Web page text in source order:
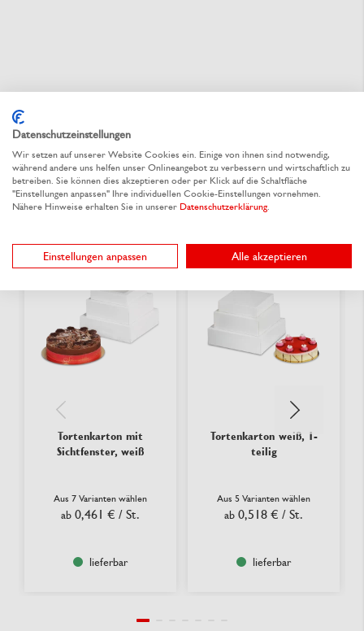
Alternative Produkte
neu
Tortenkarton mit
Sichtfenster, weiß
Aus 7 Varianten wählen
ab 0,461 € / St.
lieferbar
neu
Tortenkarton weiß, 1-
teilig
Aus 5 Varianten wählen
ab 0,518 € / St.
lieferbar
Datenschutzeinstellungen
Wir setzen auf unserer Website Cookies ein. Einige von ihnen sind notwendig,
während andere uns helfen unser Onlineangebot zu verbessern und wirtschaftlich zu
betreiben. Sie können dies akzeptieren oder per Klick auf die Schaltfläche
"Einstellungen anpassen" Ihre individuellen Cookie-Einstellungen vornehmen.
Nähere Hinweise erhalten Sie in unserer Datenschutzerklärung
Einstellungen anpassen Alle akzeptieren